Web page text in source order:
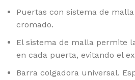
Puertas con sistema de
cromado.
El sistema de malla permite
en cada puerta, evitando el
Barra colgadora universal.